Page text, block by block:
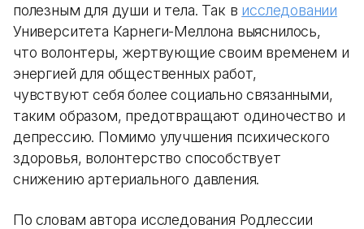
полезным для души и тела. Так в исследовании
Университета Карнеги-Меллона выяснилось,
что волонтеры, жертвующие своим временем и
энергией для общественных работ,
чувствуют себя более социально связанными,
таким образом, предотвращают одиночество и
депрессию. Помимо улучшения психического
здоровья, волонтерство способствует
снижению артериального давления.
По словам автора исследования Родлессии